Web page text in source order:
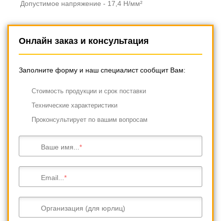
Допустимое напряжение - 17,4 Н/мм²
Онлайн заказ и консультация
Заполните форму и наш специалист сообщит Вам:
Cтоимость продукции и срок поставки
Технические характеристики
Проконсультирует по вашим вопросам
Ваше имя...
Email...
Организация (для юрлиц)